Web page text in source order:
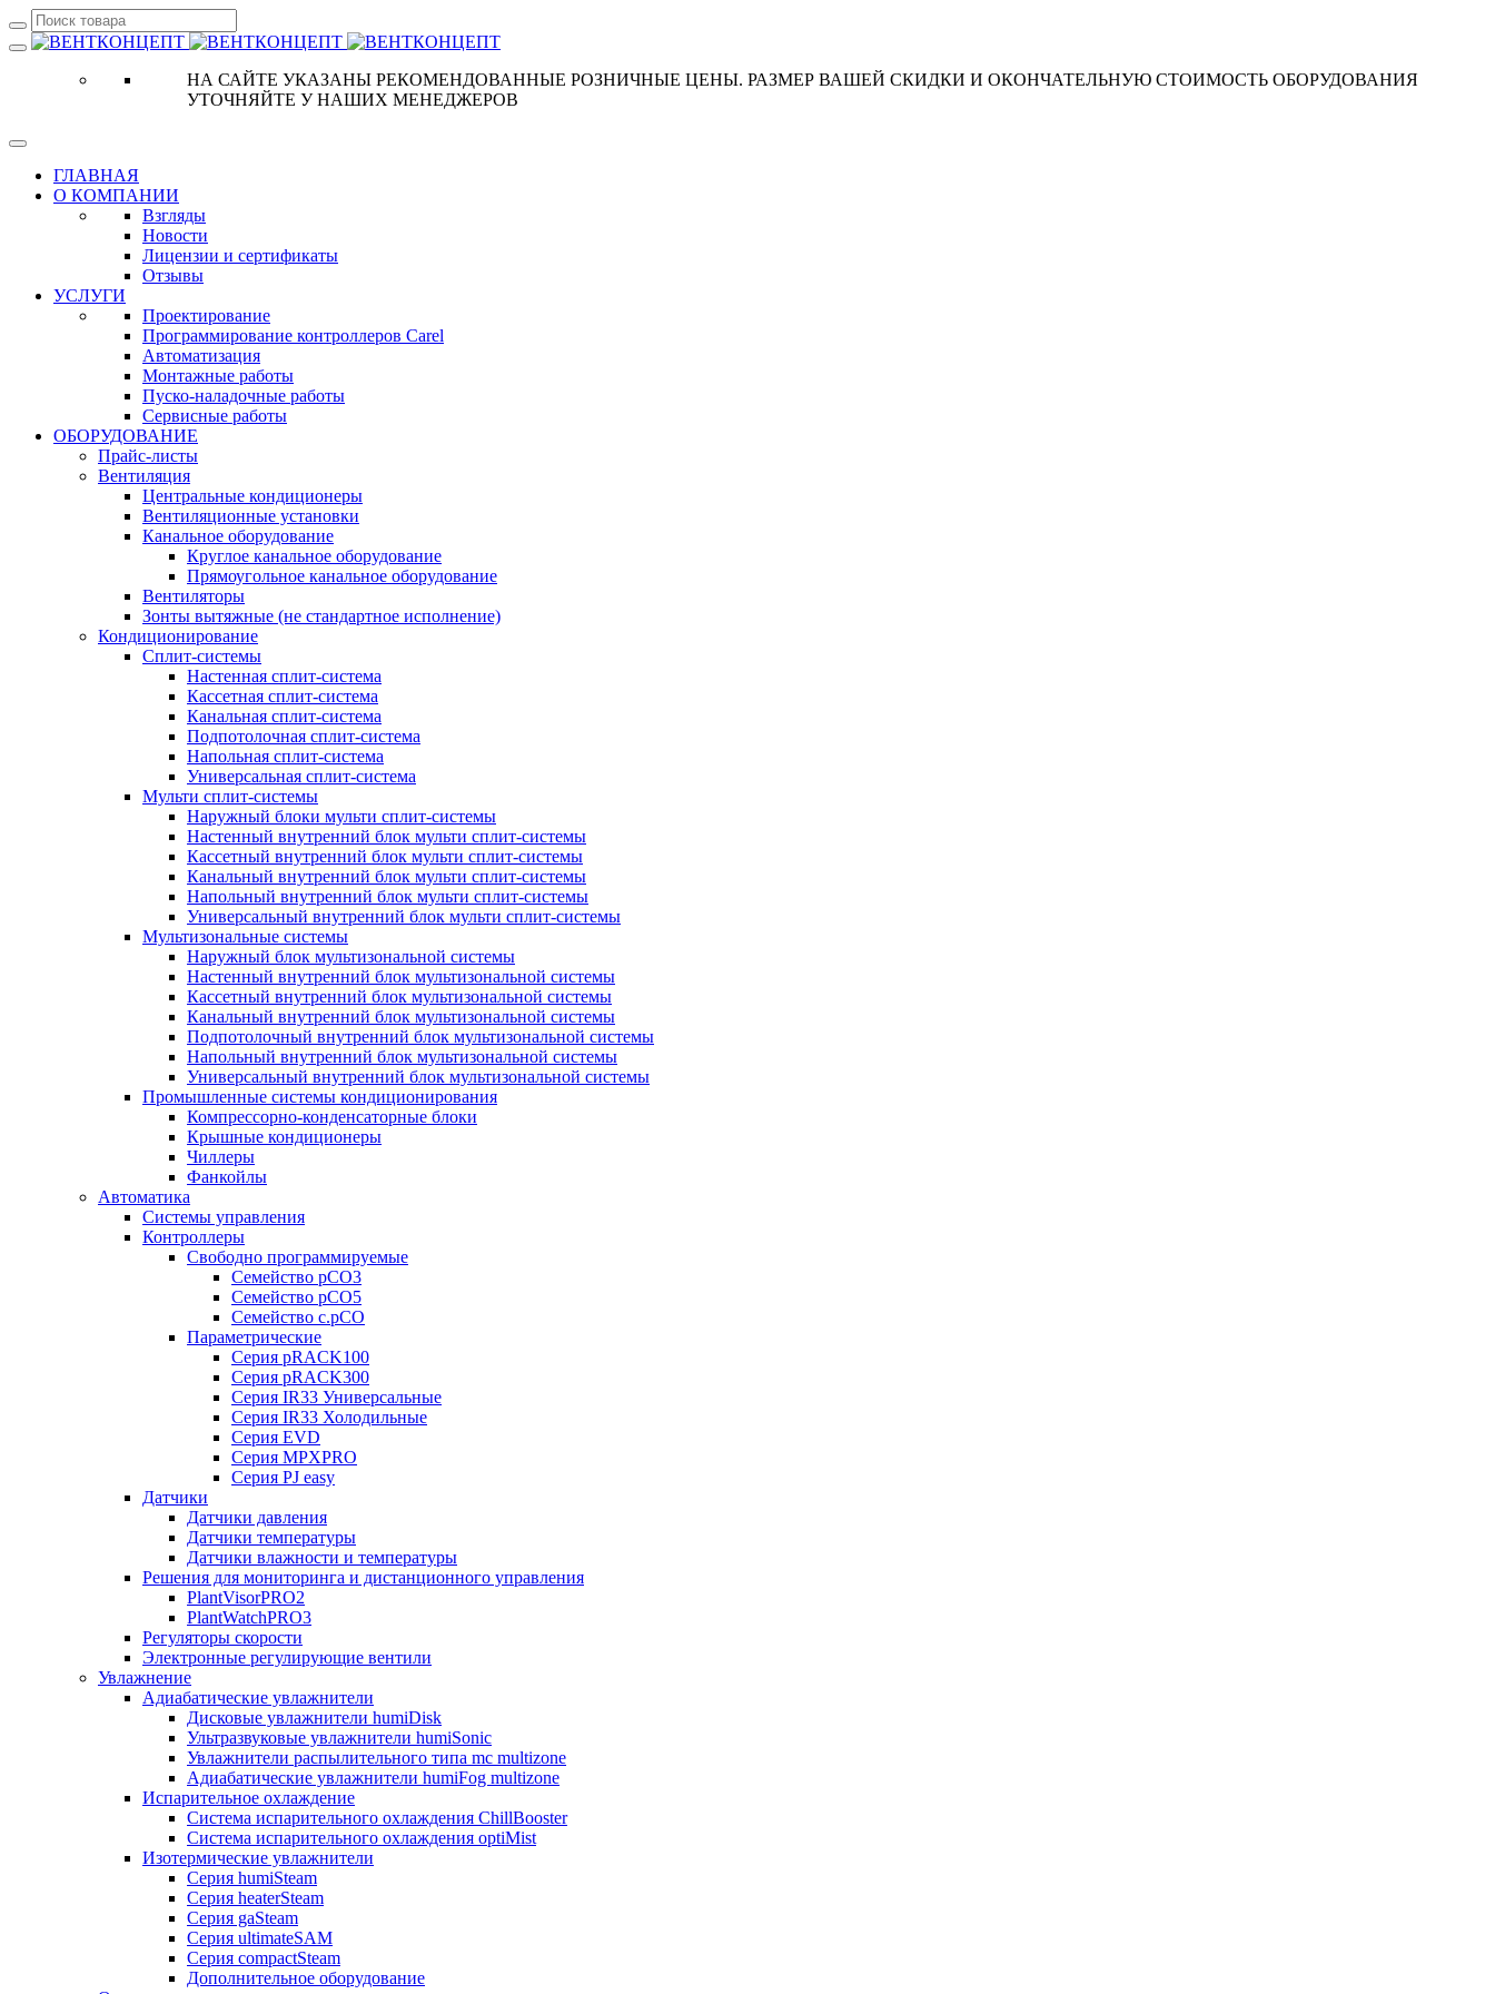
НА САЙТЕ УКАЗАНЫ РЕКОМЕНДОВАННЫЕ РОЗНИЧНЫЕ ЦЕНЫ. РАЗМЕР ВАШЕЙ СКИДКИ И ОКОНЧАТЕЛЬНУЮ СТОИМОСТЬ ОБОРУДОВАНИЯ
УТОЧНЯЙТЕ У НАШИХ МЕНЕДЖЕРОВ
ГЛАВНАЯ
О КОМПАНИИ
Взгляды
Новости
Лицензии и сертификаты
Отзывы
УСЛУГИ
Проектирование
Программирование контроллеров Carel
Автоматизация
Монтажные работы
Пуско-наладочные работы
Сервисные работы
ОБОРУДОВАНИЕ
Прайс-листы
Вентиляция
Центральные кондиционеры
Вентиляционные установки
Канальное оборудование
Круглое канальное оборудование
Прямоугольное канальное оборудование
Вентиляторы
Зонты вытяжные (не стандартное исполнение)
Кондиционирование
Сплит-системы
Настенная сплит-система
Кассетная сплит-система
Канальная сплит-система
Подпотолочная сплит-система
Напольная сплит-система
Универсальная сплит-система
Мульти сплит-системы
Наружный блоки мульти сплит-системы
Настенный внутренний блок мульти сплит-системы
Кассетный внутренний блок мульти сплит-системы
Канальный внутренний блок мульти сплит-системы
Напольный внутренний блок мульти сплит-системы
Универсальный внутренний блок мульти сплит-системы
Мультизональные системы
Наружный блок мультизональной системы
Настенный внутренний блок мультизональной системы
Кассетный внутренний блок мультизональной системы
Канальный внутренний блок мультизональной системы
Подпотолочный внутренний блок мультизональной системы
Напольный внутренний блок мультизональной системы
Универсальный внутренний блок мультизональной системы
Промышленные системы кондиционирования
Компрессорно-конденсаторные блоки
Крышные кондиционеры
Чиллеры
Фанкойлы
Автоматика
Системы управления
Контроллеры
Свободно программируемые
Семейство pCO3
Семейство pCO5
Семейство c.pCO
Параметрические
Серия pRACK100
Серия pRACK300
Серия IR33 Универсальные
Серия IR33 Холодильные
Серия EVD
Серия MPXPRO
Серия PJ easy
Датчики
Датчики давления
Датчики температуры
Датчики влажности и температуры
Решения для мониторинга и дистанционного управления
PlantVisorPRO2
PlantWatchPRO3
Регуляторы скорости
Электронные регулирующие вентили
Увлажнение
Адиабатические увлажнители
Дисковые увлажнители humiDisk
Ультразвуковые увлажнители humiSonic
Увлажнители распылительного типа mc multizone
Адиабатические увлажнители humiFog multizone
Испарительное охлаждение
Система испарительного охлаждения ChillBooster
Система испарительного охлаждения optiMist
Изотермические увлажнители
Серия humiSteam
Серия heaterSteam
Серия gaSteam
Серия ultimateSAM
Серия compactSteam
Дополнительное оборудование